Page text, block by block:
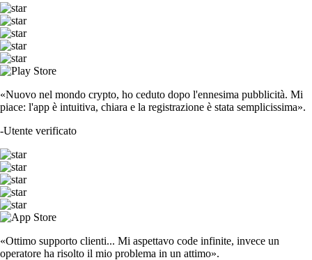
«Nuovo nel mondo crypto, ho ceduto dopo l'ennesima pubblicità. Mi
piace: l'app è intuitiva, chiara e la registrazione è stata semplicissima».
-Utente verificato
«Ottimo supporto clienti... Mi aspettavo code infinite, invece un
operatore ha risolto il mio problema in un attimo».